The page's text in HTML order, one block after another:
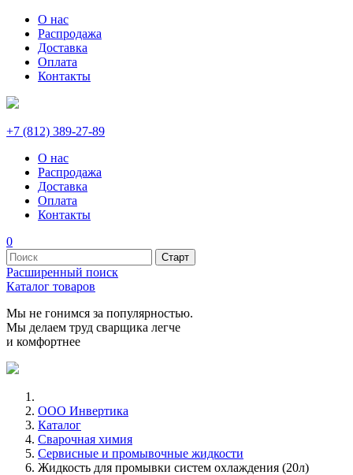
О нас
Распродажа
Доставка
Оплата
Контакты
+7 (812) 389-27-89
О нас
Распродажа
Доставка
Оплата
Контакты
0
Расширенный поиск
Каталог товаров
Мы не гонимся за популярностью.
Мы делаем труд сварщика легче
и комфортнее
ООО Инвертика
Каталог
Сварочная химия
Сервисные и промывочные жидкости
Жидкость для промывки систем охлаждения (20л)